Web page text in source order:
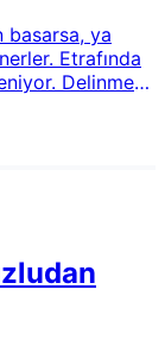
basarsa, ya
Etrafında
Delinmez